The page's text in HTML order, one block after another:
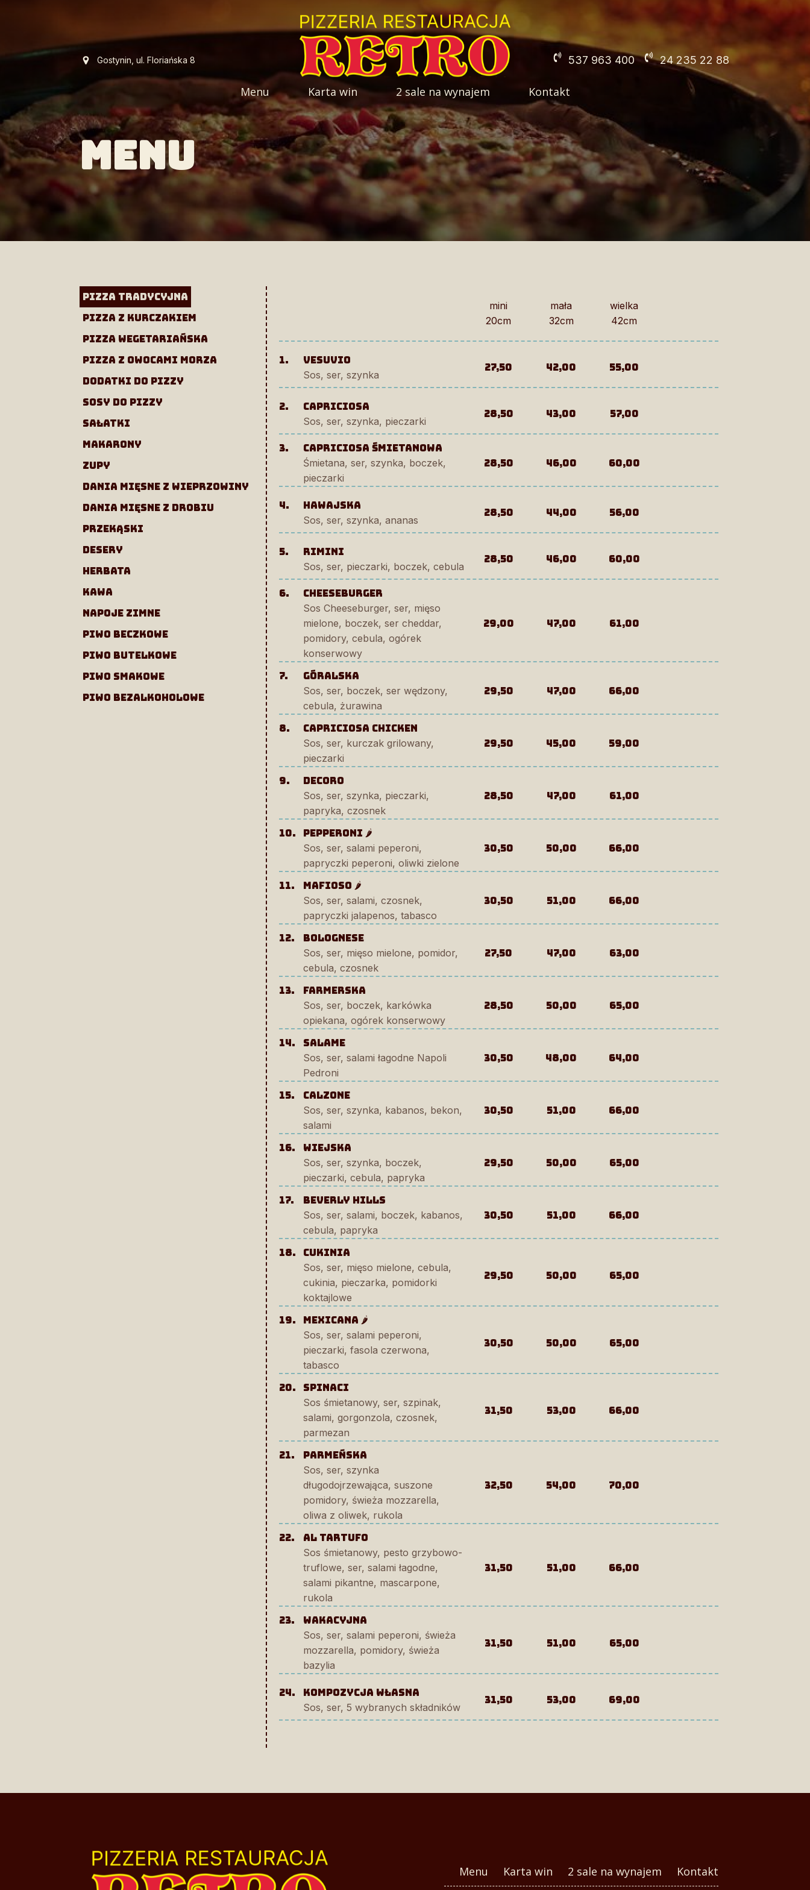
Gostynin, ul. Floriańska 8
Menu Karta win 2 sale na wynajem Kontakt
537 963 400 24 235 22 88
MENU
Pizza tradycyjna
pizza z kurczakiem
pizza wegetariańska
pizza z owocami morza
dodatki do pizzy
sosy do pizzy
sałatki
makarony
zupy
dania mięsne z wieprzowiny
dania mięsne z drobiu
przekąski
desery
herbata
kawa
napoje zimne
piwo beczkowe
piwo butelkowe
piwo smakowe
piwo bezalkoholowe
mini
20cm
mała
32cm
wielka
42cm
1. VESUVIO
Sos, ser, szynka
27,50 42,00 55,00
2. capriciosa
Sos, ser, szynka, pieczarki
28,50 43,00 57,00
3. capriciosa śmietanowa
Śmietana, ser, szynka, boczek,
pieczarki
28,50 46,00 60,00
4. hawajska
Sos, ser, szynka, ananas
28,50 44,00 56,00
5. Rimini
Sos, ser, pieczarki, boczek, cebula
28,50 46,00 60,00
6. Cheeseburger
Sos Cheeseburger, ser, mięso
mielone, boczek, ser cheddar,
pomidory, cebula, ogórek
konserwowy
29,00 47,00 61,00
7. Góralska
Sos, ser, boczek, ser wędzony,
cebula, żurawina
29,50 47,00 66,00
8. Capriciosa chicken
Sos, ser, kurczak grilowany,
pieczarki
29,50 45,00 59,00
9. decoro
Sos, ser, szynka, pieczarki,
papryka, czosnek
28,50 47,00 61,00
10. Pepperoni 🌶️
Sos, ser, salami peperoni,
papryczki peperoni, oliwki zielone
30,50 50,00 66,00
11. Mafioso 🌶️
Sos, ser, salami, czosnek,
papryczki jalapenos, tabasco
30,50 51,00 66,00
12. Bolognese
Sos, ser, mięso mielone, pomidor,
cebula, czosnek
27,50 47,00 63,00
13. farmerska
Sos, ser, boczek, karkówka
opiekana, ogórek konserwowy
28,50 50,00 65,00
14. Salame
Sos, ser, salami łagodne Napoli
Pedroni
30,50 48,00 64,00
15. Calzone
Sos, ser, szynka, kabanos, bekon,
salami
30,50 51,00 66,00
16. Wiejska
Sos, ser, szynka, boczek,
pieczarki, cebula, papryka
29,50 50,00 65,00
17. Beverly Hills
Sos, ser, salami, boczek, kabanos,
cebula, papryka
30,50 51,00 66,00
18. cukinia
Sos, ser, mięso mielone, cebula,
cukinia, pieczarka, pomidorki
koktajlowe
29,50 50,00 65,00
19. mexicana 🌶️
Sos, ser, salami peperoni,
pieczarki, fasola czerwona,
tabasco
30,50 50,00 65,00
20. spinaci
Sos śmietanowy, ser, szpinak,
salami, gorgonzola, czosnek,
parmezan
31,50 53,00 66,00
21. Parmeńska
Sos, ser, szynka
długodojrzewająca, suszone
pomidory, świeża mozzarella,
oliwa z oliwek, rukola
32,50 54,00 70,00
22. Al Tartufo
Sos śmietanowy, pesto grzybowo-
truflowe, ser, salami łagodne,
salami pikantne, mascarpone,
rukola
31,50 51,00 66,00
23. wakacyjna
Sos, ser, salami peperoni, świeża
mozzarella, pomidory, świeża
bazylia
31,50 51,00 65,00
24. kompozycja własna
Sos, ser, 5 wybranych składników
31,50 53,00 69,00
Menu Karta win 2 sale na wynajem Kontakt